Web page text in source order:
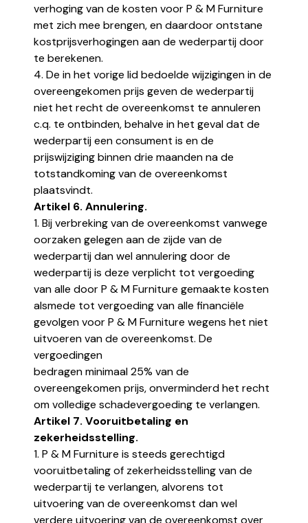
verhoging van de kosten voor P & M Furniture
met zich mee brengen, en daardoor ontstane
kostprijsverhogingen aan de wederpartij door
te berekenen.
4. De in het vorige lid bedoelde wijzigingen in de
overeengekomen prijs geven de wederpartij
niet het recht de overeenkomst te annuleren
c.q. te ontbinden, behalve in het geval dat de
wederpartij een consument is en de
prijswijziging binnen drie maanden na de
totstandkoming van de overeenkomst
plaatsvindt.
Artikel 6. Annulering.
1. Bij verbreking van de overeenkomst vanwege
oorzaken gelegen aan de zijde van de
wederpartij dan wel annulering door de
wederpartij is deze verplicht tot vergoeding
van alle door P & M Furniture gemaakte kosten
alsmede tot vergoeding van alle financiële
gevolgen voor P & M Furniture wegens het niet
uitvoeren van de overeenkomst. De
vergoedingen
bedragen minimaal 25% van de
overeengekomen prijs, onverminderd het recht
om volledige schadevergoeding te verlangen.
Artikel 7. Vooruitbetaling en
zekerheidsstelling.
1. P & M Furniture is steeds gerechtigd
vooruitbetaling of zekerheidsstelling van de
wederpartij te verlangen, alvorens tot
uitvoering van de overeenkomst dan wel
verdere uitvoering van de overeenkomst over